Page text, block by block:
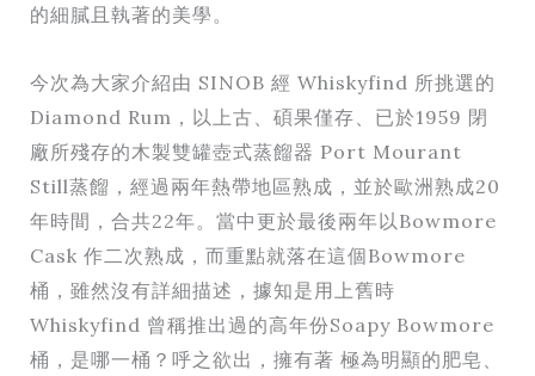
的細膩且執著的美學。
今次為大家介紹由 SINOB 經 Whiskyfind 所挑選的
Diamond Rum，以上古、碩果僅存、已於1959 閉
廠所殘存的木製雙罐壺式蒸餾器 Port Mourant
Still蒸餾，經過兩年熱帶地區熟成，並於歐洲熟成20
年時間，合共22年。當中更於最後兩年以Bowmore
Cask 作二次熟成，而重點就落在這個Bowmore
桶，雖然沒有詳細描述，據知是用上舊時
Whiskyfind 曾稱推出過的高年份Soapy Bowmore
桶，是哪一桶？呼之欲出，擁有著 極為明顯的肥皂、